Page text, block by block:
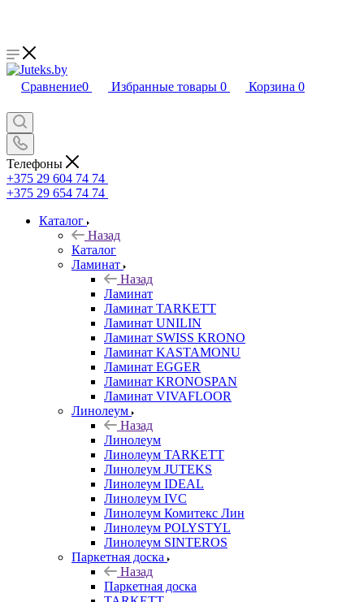
Сравнение0 Избранные товары 0 Корзина 0
Телефоны
+375 29 604 74 74
+375 29 654 74 74
Каталог
Назад
Каталог
Ламинат
Назад
Ламинат
Ламинат TARKETT
Ламинат UNILIN
Ламинат SWISS KRONO
Ламинат KASTAMONU
Ламинат EGGER
Ламинат KRONOSPAN
Ламинат VIVAFLOOR
Линолеум
Назад
Линолеум
Линолеум TARKETT
Линолеум JUTEKS
Линолеум IDEAL
Линолеум IVC
Линолеум Комитекс Лин
Линолеум POLYSTYL
Линолеум SINTEROS
Паркетная доска
Назад
Паркетная доска